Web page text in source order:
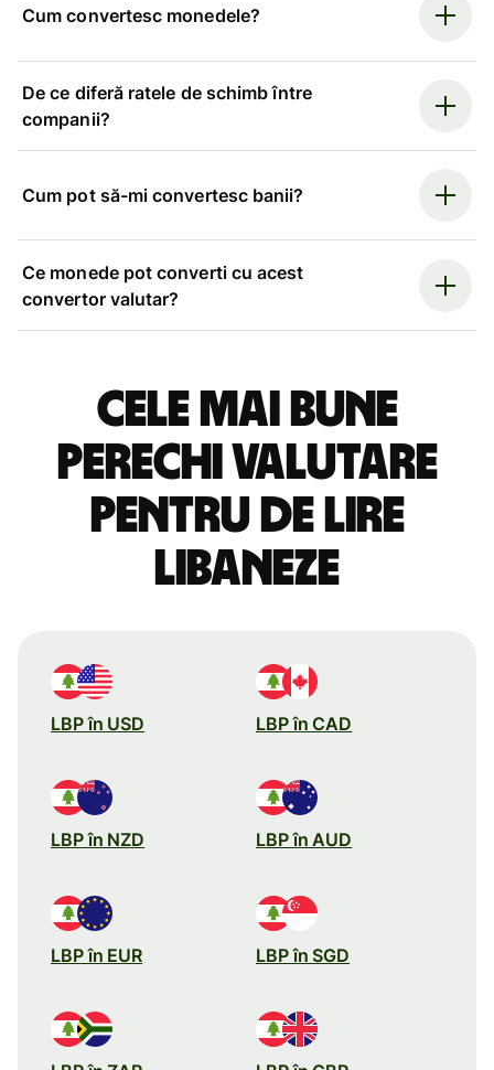
Cum convertesc monedele?
De ce diferă ratele de schimb între
companii?
Cum pot să-mi convertesc banii?
Ce monede pot converti cu acest
convertor valutar?
Cele mai bune
perechi valutare
pentru de lire
libaneze
LBP în USD LBP în CAD
LBP în NZD LBP în AUD
LBP în EUR LBP în SGD